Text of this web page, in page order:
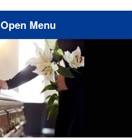
Open Menu